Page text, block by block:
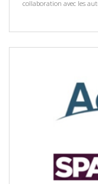
collaboration avec les